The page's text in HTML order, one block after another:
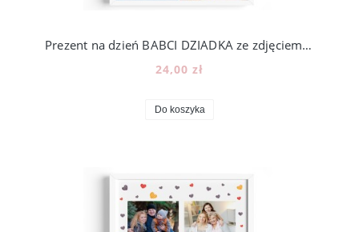
Prezent na dzień BABCI DZIADKA ze zdjęciem - wzór BD29
24,00 zł
Do koszyka